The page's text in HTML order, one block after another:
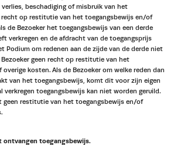
verlies, beschadiging of misbruik van het
recht op restitutie van het toegangsbewijs en/of
de Bezoeker het toegangsbewijs van een derde
verkregen en de afdracht van de toegangsprijs
Podium om redenen aan de zijde van de derde niet
geen recht op restitutie van het
kosten. Als de Bezoeker om welke reden dan
van het toegangsbewijs, komt dit voor zijn eigen
verkregen toegangsbewijs kan niet worden geruild.
geen restitutie van het toegangsbewijs en/of
ontvangen toegangsbewijs.